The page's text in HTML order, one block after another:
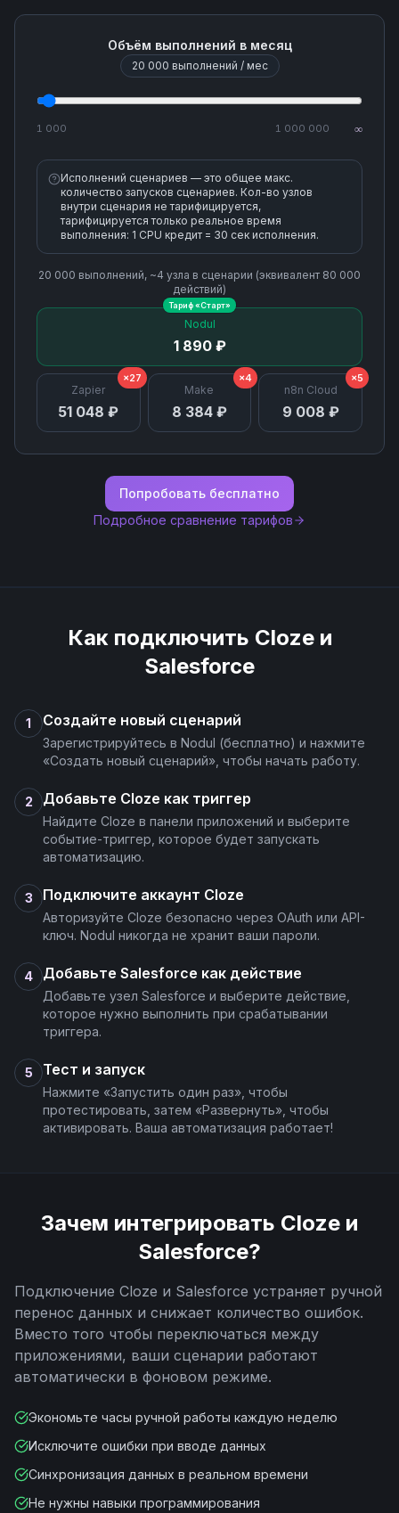
Объём выполнений в месяц
20 000 выполнений / мес
1 000 1 000 000 ∞
Исполнений сценариев — это общее макс.
количество запусков сценариев. Кол-во узлов
внутри сценария не тарифицируется,
тарифицируется только реальное время
выполнения: 1 CPU кредит = 30 сек исполнения.
20 000 выполнений, ~4 узла в сценарии (эквивалент 80 000
действий)
Nodul
1 890 ₽
Тариф «Старт»
Zapier
51 048 ₽
×27
Make
8 384 ₽
×4
n8n Cloud
9 008 ₽
×5
Попробовать бесплатно
Подробное сравнение тарифов
Как подключить Clozeи
Salesforce
1 Создайте новый сценарий
Зарегистрируйтесь в Nodul (бесплатно) и нажмите
«Создать новый сценарий», чтобы начать работу.
2 Добавьте Cloze как триггер
Найдите Cloze в панели приложений и выберите
событие-триггер, которое будет запускать
автоматизацию.
3 Подключите аккаунт Cloze
Авторизуйте Cloze безопасно через OAuth или API-
ключ. Nodul никогда не хранит ваши пароли.
4 Добавьте Salesforce как действие
Добавьте узел Salesforce и выберите действие,
которое нужно выполнить при срабатывании
триггера.
5 Тест и запуск
Нажмите «Запустить один раз», чтобы
протестировать, затем «Развернуть», чтобы
активировать. Ваша автоматизация работает!
Зачем интегрировать Cloze и
Salesforce?
Подключение Cloze и Salesforce устраняет ручной
перенос данных и снижает количество ошибок.
Вместо того чтобы переключаться между
приложениями, ваши сценарии работают
автоматически в фоновом режиме.
Экономьте часы ручной работы каждую неделю
Исключите ошибки при вводе данных
Синхронизация данных в реальном времени
Не нужны навыки программирования